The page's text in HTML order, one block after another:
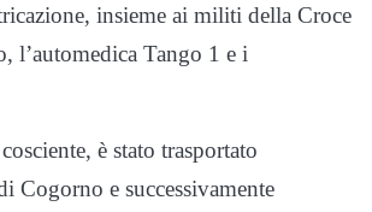
insieme ai militi della Croce
l’automedica Tango 1 e i
è stato trasportato
Cogorno e successivamente